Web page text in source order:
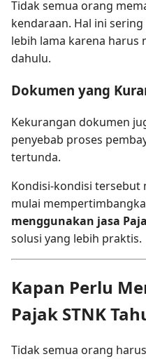
Tidak semua orang
kendaraan. Hal ini
lebih lama karena
dahulu.
Dokumen yang
Kekurangan dokumen
penyebab proses
tertunda.
Kondisi-kondisi tersebut
mulai
menggunakan jasa
solusi yang lebih praktis.
Kapan Perlu
Pajak STNK
Tidak semua orang